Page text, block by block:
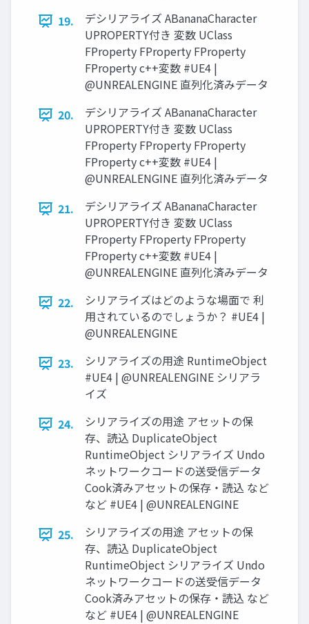
19.
デシリアライズ ABananaCharacter
UPROPERTY付き 変数 UClass
FProperty FProperty FProperty
FProperty c++変数 #UE4 |
@UNREALENGINE 直列化済みデータ
20.
デシリアライズ ABananaCharacter
UPROPERTY付き 変数 UClass
FProperty FProperty FProperty
FProperty c++変数 #UE4 |
@UNREALENGINE 直列化済みデータ
21.
デシリアライズ ABananaCharacter
UPROPERTY付き 変数 UClass
FProperty FProperty FProperty
FProperty c++変数 #UE4 |
@UNREALENGINE 直列化済みデータ
22.
シリアライズはどのような場面で 利
用されているのでしょうか？ #UE4 |
@UNREALENGINE
23.
シリアライズの用途 RuntimeObject
#UE4 | @UNREALENGINE シリアラ
イズ
24.
シリアライズの用途 アセットの保
存、読込 DuplicateObject
RuntimeObject シリアライズ Undo
ネットワークコードの送受信データ
Cook済みアセットの保存・読込 など
など #UE4 | @UNREALENGINE
25.
シリアライズの用途 アセットの保
存、読込 DuplicateObject
RuntimeObject シリアライズ Undo
ネットワークコードの送受信データ
Cook済みアセットの保存・読込 など
など #UE4 | @UNREALENGINE